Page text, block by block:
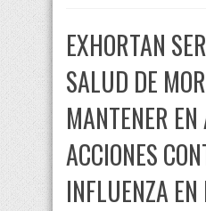
EXHORTAN
SALUD DE
MANTENER
ACCIONES
INFLUENZA